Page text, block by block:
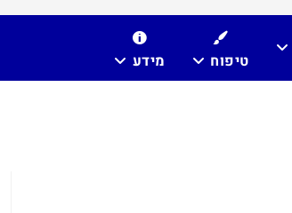
טיפוח מידע